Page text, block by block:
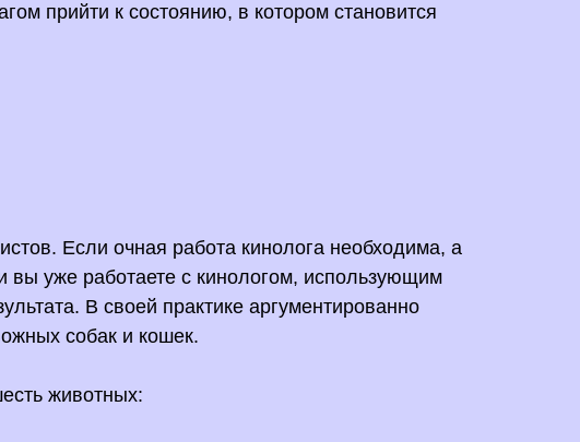
прийти к состоянию, в котором становится
Если очная работа кинолога необходима, а
вы уже работаете с кинологом, использующим
В своей практике аргументированно
собак и кошек.
животных: